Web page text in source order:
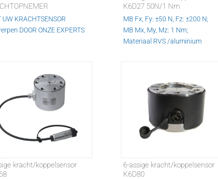
UW KRACHTSENSOR
DOOR ONZE EXPERTS
K6D27 50N/1 Nm
MB Fx, Fy: ±50 N, Fz: ±200 N;
MB Mx, My, Mz: 1 Nm;
Materiaal RVS /aluminium
kracht/koppelsensor
6-assige kracht/koppelsensor
K6D80